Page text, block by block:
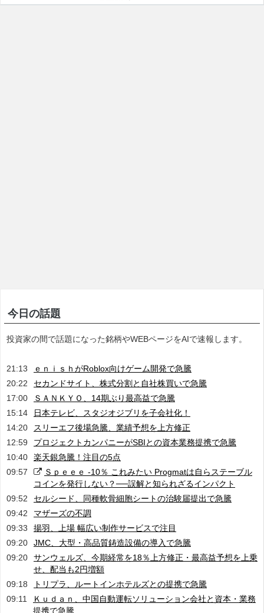
今日の話題
投資家の間で話題になった銘柄やWEBページをAIで速報します。
21:13
ｅｎｉｓｈがRoblox向けゲーム開発で急騰
20:22
セカンドサイト、株式分割と自社株買いで急騰
17:00
ＳＡＮＫＹＯ、14期ぶり最高益で急騰
15:14
日本テレビ、スタジオジブリを子会社化！
14:20
スリーエフ後場急騰、業績予想を上方修正
12:59
プロジェクトカンパニーがSBIとの資本業務提携で急騰
10:40
楽天銀急騰！注目の5点
09:57
Ｓｐｅｅｅ -10％ これみたい Progmatは自らステーブル
コインを発行しない？──誤解と知られざるインパクト
09:52
セルシード、同種軟骨細胞シートの治験届提出で急騰
09:42
マザーズの不調
09:33
揚羽、上場 幅広い制作サービスで注目
09:20
JMC、大型・高品質鋳造設備の導入で急騰
09:20
サンウェルズ、今期経常を18％上方修正・最高益予想を上乗
せ、配当も2円増額
09:18
トリプラ、ルートインホテルズとの提携で急騰
09:11
Ｋｕｄａｎ、中国自動運転ソリューション会社と資本・業務
提携で急騰